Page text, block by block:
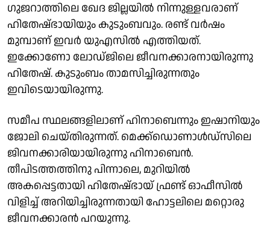
ഗുജറാത്തിലെ ഖേദ ജില്ലയില്‍ നിന്നുള്ളവരാണ്
ഹിതേഷ്ഭായിയും കുടുംബവും. രണ്ട് വര്‍ഷം
മുമ്പാണ് ഇവര്‍ യുഎസില്‍ എത്തിയത്.
ഇക്കോണോ ലോഡ്ജിലെ ജീവനക്കാരനായിരുന്നു
ഹിതേഷ്. കുടുംബം താമസിച്ചിരുന്നതും
ഇവിടെയായിരുന്നു.
സമീപ സ്ഥലങ്ങളിലാണ് ഹിനാബെന്നും ഇഷാനിയും
ജോലി ചെയ്തിരുന്നത്. മെക്ക്‌ഡൊണാള്‍ഡ്‌സിലെ
ജിവനക്കാരിയായിരുന്നു ഹിനാബെന്‍.
തീപിടത്തത്തിനു പിന്നാലെ, മുറിയില്‍
അകപ്പെട്ടതായി ഹിതേഷ്ഭായ് ഫ്രണ്ട് ഓഫീസില്‍
വിളിച്ച് അറിയിച്ചിരുന്നതായി ഹോട്ടലിലെ മറ്റൊരു
ജീവനക്കാരന്‍ പറയുന്നു.